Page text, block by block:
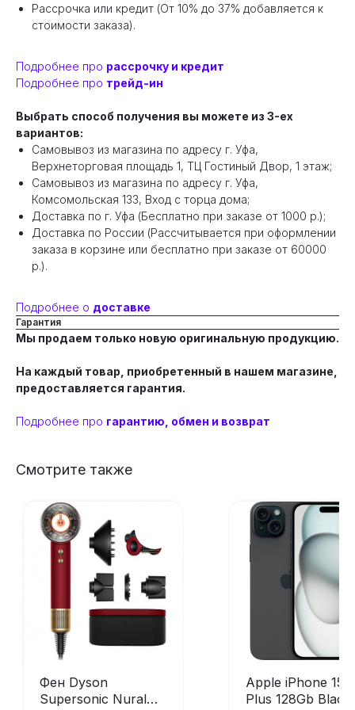
Рассрочка или кредит (От 10% до 37% добавляется к
стоимости заказа).
Подробнее про рассрочку и кредит
Подробнее про трейд-ин
Выбрать способ получения вы можете из 3-ех
вариантов:
Самовывоз из магазина по адресу г. Уфа,
Верхнеторговая площадь 1, ТЦ Гостиный Двор, 1 этаж;
Самовывоз из магазина по адресу г. Уфа,
Комсомольская 133, Вход с торца дома;
Доставка по г. Уфа (Бесплатно при заказе от 1000 р.);
Доставка по России (Рассчитывается при оформлении
заказа в корзине или бесплатно при заказе от 60000
р.).
Подробнее о доставке
Гарантия
Мы продаем только новую оригинальную продукцию.
На каждый товар, приобретенный в нашем магазине,
предоставляется гарантия.
Подробнее про гарантию, обмен и возврат
Смотрите также
Фен Dyson
Supersonic Nural
Apple iPhone 15
Plus 128Gb Black